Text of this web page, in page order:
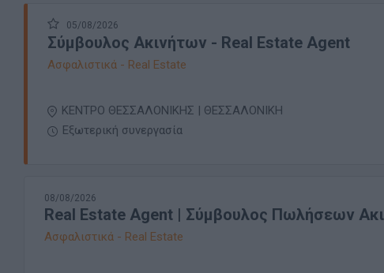
05/08/2026
Σύμβουλος Ακινήτων - Real Estate Αgent
Ασφαλιστικά - Real Estate
ΚΕΝΤΡΟ ΘΕΣΣΑΛΟΝΙΚΗΣ | ΘΕΣΣΑΛΟΝΙΚΗ
Εξωτερική συνεργασία
08/08/2026
Real Estate Agent | Σύμβουλος Πωλήσεων
Ασφαλιστικά - Real Estate